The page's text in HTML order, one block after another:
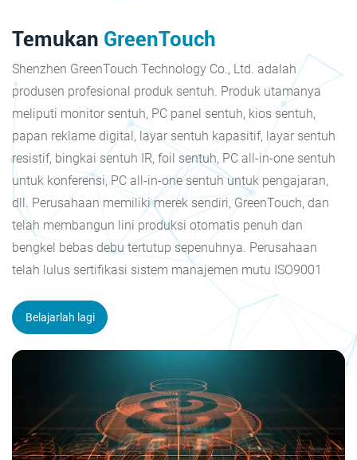
Temukan GreenTouch
Shenzhen GreenTouch Technology Co., Ltd. adalah
produsen profesional produk sentuh. Produk utamanya
meliputi monitor sentuh, PC panel sentuh, kios sentuh,
papan reklame digital, layar sentuh kapasitif, layar sentuh
resistif, bingkai sentuh IR, foil sentuh, PC all-in-one sentuh
untuk konferensi, PC all-in-one sentuh untuk pengajaran,
dll. Perusahaan memiliki merek sendiri, GreenTouch, dan
telah membangun lini produksi otomatis penuh dan
bengkel bebas debu tertutup sepenuhnya. Perusahaan
telah lulus sertifikasi sistem manajemen mutu ISO9001
dan sistem manajemen lingkungan ISO14001, serta
memperoleh sertifikat perusahaan teknologi tinggi
nasional dan perusahaan teknologi tinggi Shenzhen.
Produk perusahaan telah memperoleh sertifikasi CE, FCC,
CB, RoHS, CCC, HDMI, dan lainnya. Tujuan kami adalah
menjadi pemasok produk layar sentuh yang andal,
menghasilkan produk bernilai tambah tinggi, dan
menyediakan solusi sentuh sistematis di seluruh dunia.
Belajarlah lagi